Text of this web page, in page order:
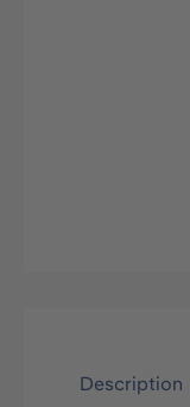
Description